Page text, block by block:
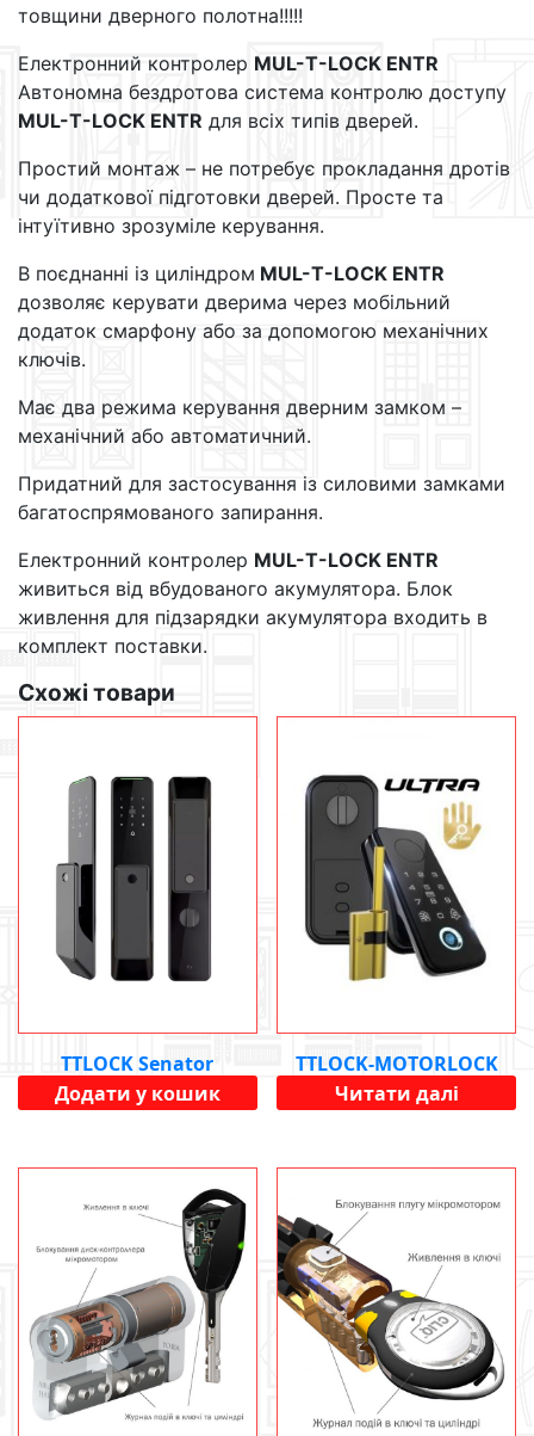
товщини дверного полотна!!!!!
Електронний контролер MUL-T-LOCK ENTR
Автономна бездротова система контролю доступу
MUL-T-LOCK ENTR для всіх типів дверей.
Простий монтаж – не потребує прокладання дротів
чи додаткової підготовки дверей. Просте та
інтуїтивно зрозуміле керування.
В поєднанні із циліндром MUL-T-LOCK ENTR
дозволяє керувати дверима через мобільний
додаток смарфону або за допомогою механічних
ключів.
Має два режима керування дверним замком –
механічний або автоматичний.
Придатний для застосування із силовими замками
багатоспрямованого запирання.
Електронний контролер MUL-T-LOCK ENTR
живиться від вбудованого акумулятора. Блок
живлення для підзарядки акумулятора входить в
комплект поставки.
Схожі товари
TTLOCK Senator
15990UAH
Додати у кошик
TTLOCK-MOTORLOCK
ULTRA
Читати далі